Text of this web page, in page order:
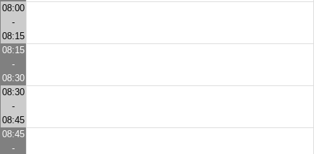
08:00
-
08:15
08:15
-
08:30
08:30
-
08:45
08:45
-